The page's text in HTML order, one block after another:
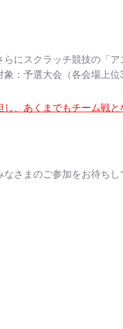
らにスクラッチ競技の「
象：予選大会（各会場上位
し、あくまでもチーム戦
なさまのご参加をお待ちし